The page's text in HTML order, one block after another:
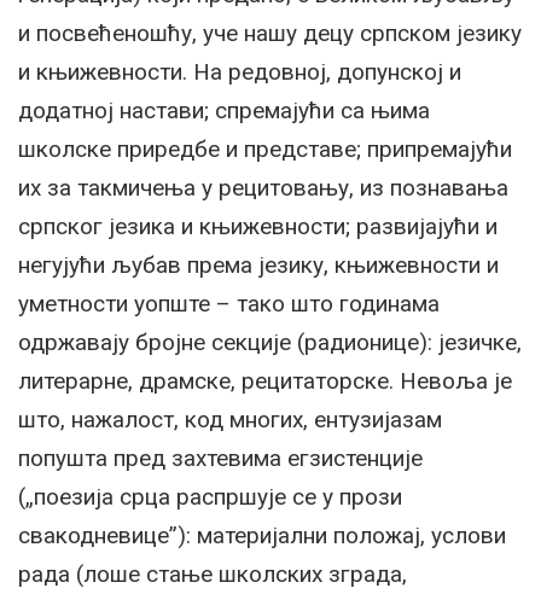
и посвећеношћу, уче нашу децу српском језику
и књижевности. На редовној, допунској и
додатној настави; спремајући са њима
школске приредбе и представе; припремајући
их за такмичења у рецитовању, из познавања
српског језика и књижевности; развијајући и
негујући љубав према језику, књижевности и
уметности уопште – тако што годинама
одржавају бројне секције (радионице): језичке,
литерарне, драмске, рецитаторске. Невоља је
што, нажалост, код многих, ентузијазам
попушта пред захтевима егзистенције
(„поезија срца распршује се у прози
свакодневице”): материјални положај, услови
рада (лоше стање школских зграда,